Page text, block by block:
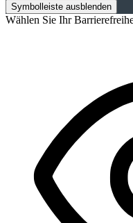
Symbolleiste ausblenden
Wählen Sie Ihr